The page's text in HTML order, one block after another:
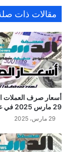
مقالات ذات
أسعار صرف العملات
29 مارس 2025 في عدن وصنعاء
29 مارس، 2025